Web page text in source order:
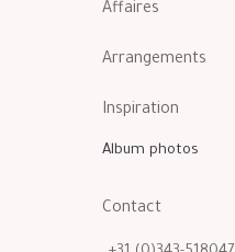
Affaires
Arrangements
Inspiration
Album photos
Contact